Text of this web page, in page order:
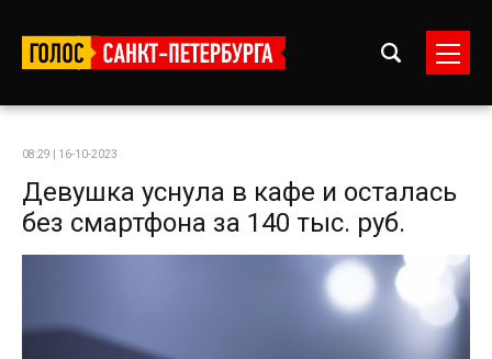
08:29 | 16-10-2023
Девушка уснула в кафе и осталась
без смартфона за 140 тыс. руб.